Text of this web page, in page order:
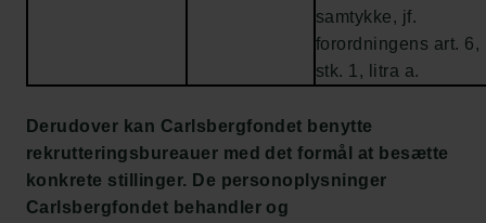
samtykke, jf.
forordningens art. 6,
stk. 1, litra a.
Derudover kan Carlsbergfondet benytte
rekrutteringsbureauer med det formål at besætte
konkrete stillinger. De personoplysninger
Carlsbergfondet behandler og